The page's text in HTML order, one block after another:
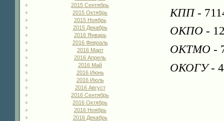
2015 Сентябрь
2015 Октябрь
2015 Ноябрь
2015 Декабрь
2016 Январь
2016 Февраль
2016 Март
2016 Апрель
2016 Май
2016 Июнь
2016 Июль
2016 Август
2016 Сентябрь
2016 Октябрь
2016 Ноябрь
2016 Декабрь
КПП-
ОКПО -
ОКТМО -
ОКОГУ-